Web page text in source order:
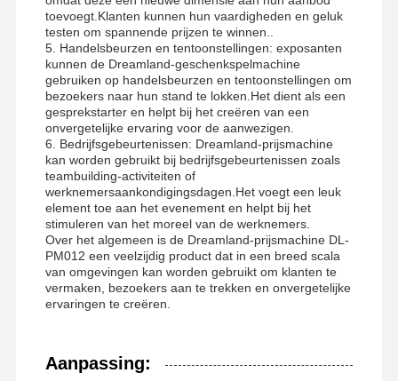
Motorcycle Game Simulator
De Simulator van VR 360
VR Arcade Shooter
VR bioskoop
bumperauto
VR-racesimulator
toevoegt.Klanten kunnen hun vaardigheden en geluk
testen om spannende prijzen te winnen..
5. Handelsbeurzen en tentoonstellingen: exposanten
kunnen de Dreamland-geschenkspelmachine
gebruiken op handelsbeurzen en tentoonstellingen om
bezoekers naar hun stand te lokken.Het dient als een
gesprekstarter en helpt bij het creëren van een
onvergetelijke ervaring voor de aanwezigen.
6. Bedrijfsgebeurtenissen: Dreamland-prijsmachine
kan worden gebruikt bij bedrijfsgebeurtenissen zoals
teambuilding-activiteiten of
werknemersaankondigingsdagen.Het voegt een leuk
element toe aan het evenement en helpt bij het
stimuleren van het moreel van de werknemers.
Over het algemeen is de Dreamland-prijsmachine DL-
PM012 een veelzijdig product dat in een breed scala
van omgevingen kan worden gebruikt om klanten te
vermaken, bezoekers aan te trekken en onvergetelijke
ervaringen te creëren.
Aanpassing: